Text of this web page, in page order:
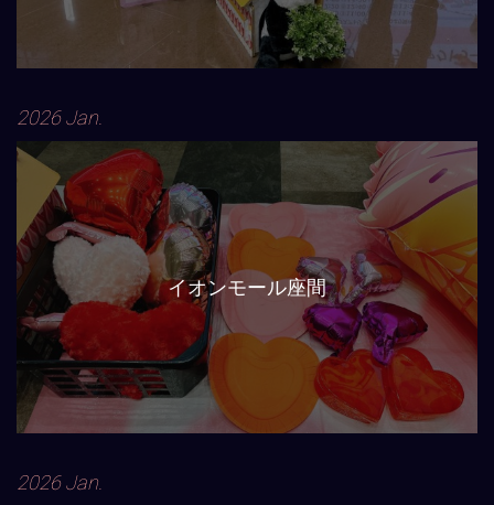
2026 Jan.
イオンモール座間
2026 Jan.